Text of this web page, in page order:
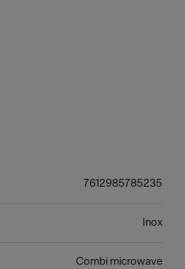
7612985785235
Inox
Combi microwave